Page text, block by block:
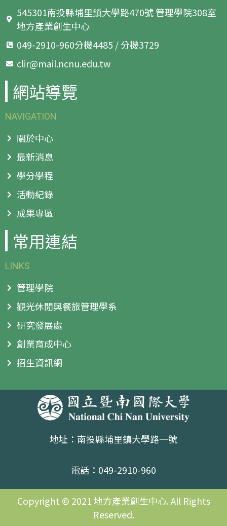
545301南投縣埔里鎮大學路470號 管理學院308室
地方產業創生中心
049-2910-960分機4485 / 分機3729
clir@mail.ncnu.edu.tw
網站導覽
NAVIGATION
關於中心
最新消息
學分學程
活動紀錄
成果專區
常用連結
LINKS
管理學院
觀光休閒與餐旅管理學系
研究發展處
創業育成中心
招生資訊網
地址：南投縣埔里鎮大學路一號
電話：049-2910-960
Copyright © 2021 地方產業創生中心. All Rights
Reserved.